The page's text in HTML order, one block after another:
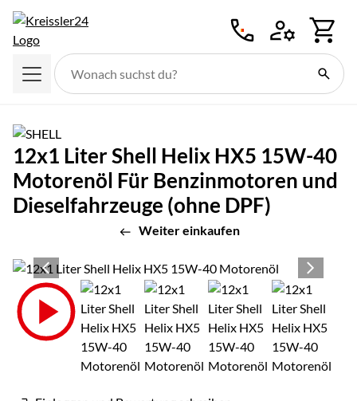
12x1 Liter Shell Helix HX5 15W-40
Motorenöl Für Benzinmotoren und
Dieselfahrzeuge (ohne DPF)
Weiter einkaufen
Produktgalerie
Zur Kaufbox springen